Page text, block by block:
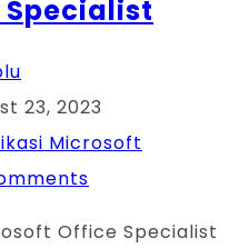
23, 2023
Microsoft
Office Specialist